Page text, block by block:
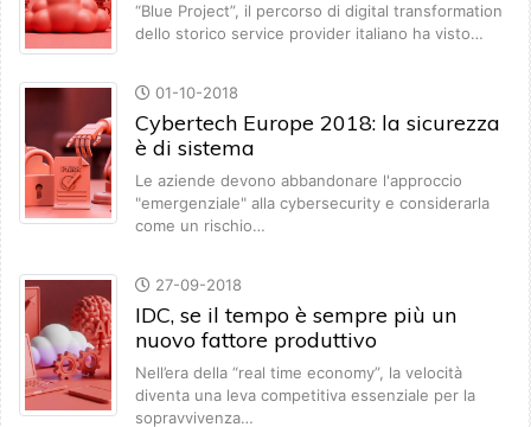
“Blue Project”, il percorso di digital transformation
dello storico service provider italiano ha visto…
01-10-2018
Cybertech Europe 2018: la sicurezza
è di sistema
Le aziende devono abbandonare l'approccio
"emergenziale" alla cybersecurity e considerarla
come un rischio…
27-09-2018
IDC, se il tempo è sempre più un
nuovo fattore produttivo
Nell’era della “real time economy”, la velocità
diventa una leva competitiva essenziale per la
sopravvivenza…